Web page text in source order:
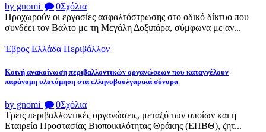
by gnomi 0Σχόλια
Προχωρούν οι εργασίες ασφαλτόστρωσης στο οδικό δίκτυο που
συνδέει τον Βάλτο με τη Μεγάλη Δοξιπάρα, σύμφωνα με αν...
Έβρος Ελλάδα Περιβάλλον
Κοινή ανακοίνωση περιβαλλοντικών οργανώσεων που καταγγέλουν
παράνομη υλοτόμηση στα ελληνοβουλγαρικά σύνορα
by gnomi 0Σχόλια
Τρεις περιβαλλοντικές οργανώσεις, μεταξύ των οποίων και η
Εταιρεία Προστασίας Βιοποικιλότητας Θράκης (ΕΠΒΘ), ζητ...